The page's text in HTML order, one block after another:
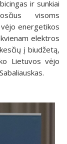
ir sunkiai
visoms
vėjo energetikos
elektros
į biudžetą,
Lietuvos vėjo